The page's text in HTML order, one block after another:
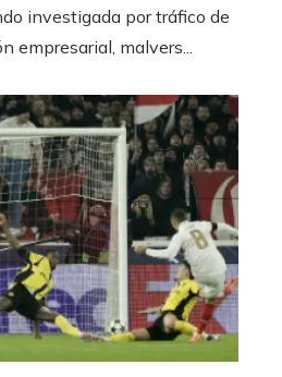
investigada por tráfico de
empresarial, malvers...